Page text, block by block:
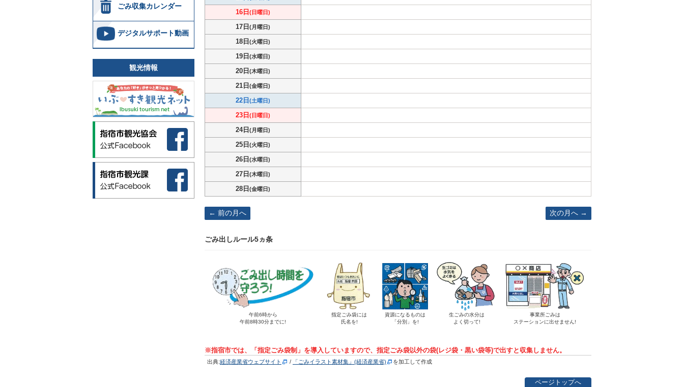
ごみ収集カレンダー
デジタルサポート動画
観光情報
16日 (日曜日)
17日 (月曜日)
18日 (火曜日)
19日 (水曜日)
20日 (木曜日)
21日 (金曜日)
22日 (土曜日)
23日 (日曜日)
24日 (月曜日)
25日 (火曜日)
26日 (水曜日)
27日 (木曜日)
28日 (金曜日)
前の月へ 次の月へ
ごみ出しルール5ヵ条
午前6時から
午前8時30分までに!
指定ごみ袋には
氏名を!
資源になるものは
「分別」を!
生ごみの水分は
よく切って!
事業所ごみは
ステーションに出せません!
※指宿市では、「指定ごみ袋制」を導入していますので、指定ごみ袋以外の袋(レジ袋・黒い袋等)で出すと収集しません。
出典:経済産業省ウェブサイト / 「ごみイラスト素材集」(経済産業省) を加工して作成
ページトップへ